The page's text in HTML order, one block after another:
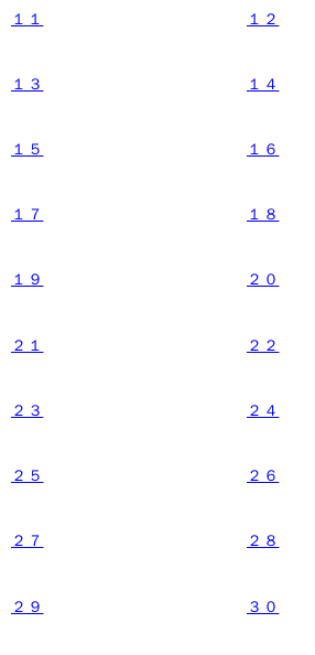
１１ １２
１３ １４
１５ １６
１７ １８
１９ ２０
２１ ２２
２３ ２４
２５ ２６
２７ ２８
２９ ３０